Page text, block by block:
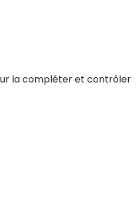
la compléter et contrôler